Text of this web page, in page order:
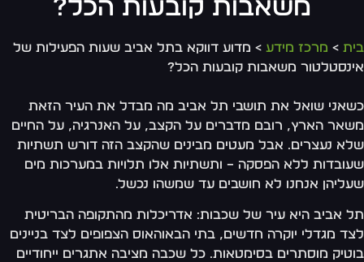
משאבות קובעות הכל?
> מרכז מידע> מדוע דווקא בתל אביב שעות הפעילות של
משאבות קובעות הכל?
שואל את תושבי תל אביב מה מבדל את העיר הזאת
הארץ, רובם מדברים על הקצב, על האנרגיה, על החיים
נעצרים. אבל מעטים מבינים שהקצב הזה דורש תשתיות
ללא הפסקה – ותשתיות אלו תלויות במערכות מים
אנחנו לא חושבים עד שמשהו נכשל.
אביב היא עיר של שכבות: אדריכלות מהתקופה הבריטית
מגדלי יוקרה חדשים, בתי הבאוהאוס הצפופים לצד בניינים
מוסתרים בסימטאות. כל שכבה מציבה אתגרים ייחודיים